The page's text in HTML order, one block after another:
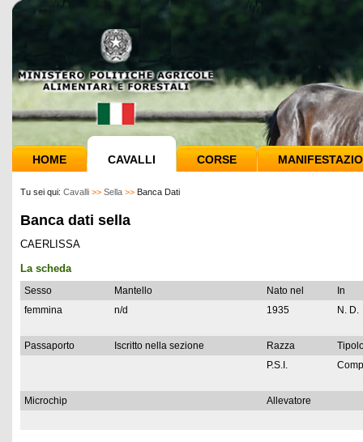
HOME CAVALLI CORSE
Tu sei qui: Cavalli >> Sella >> Banca Dati
Banca dati sella
CAERLISSA
La scheda
Sesso Mantello Nato nel
In
femmina
n/d 1935 N. D.
Passaporto Iscritto nella sezione Razza
P.S.I.
Microchip Allevatore